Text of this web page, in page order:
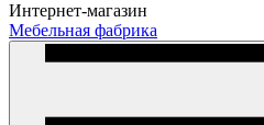
Интернет-магазин
Мебельная фабрика